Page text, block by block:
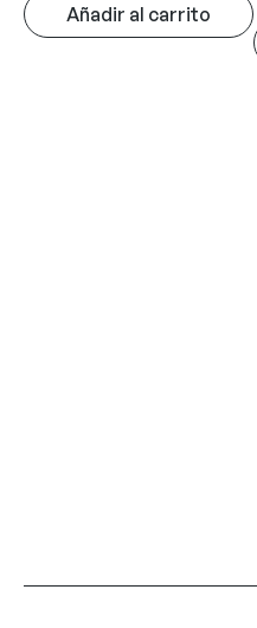
Añadir al carrito